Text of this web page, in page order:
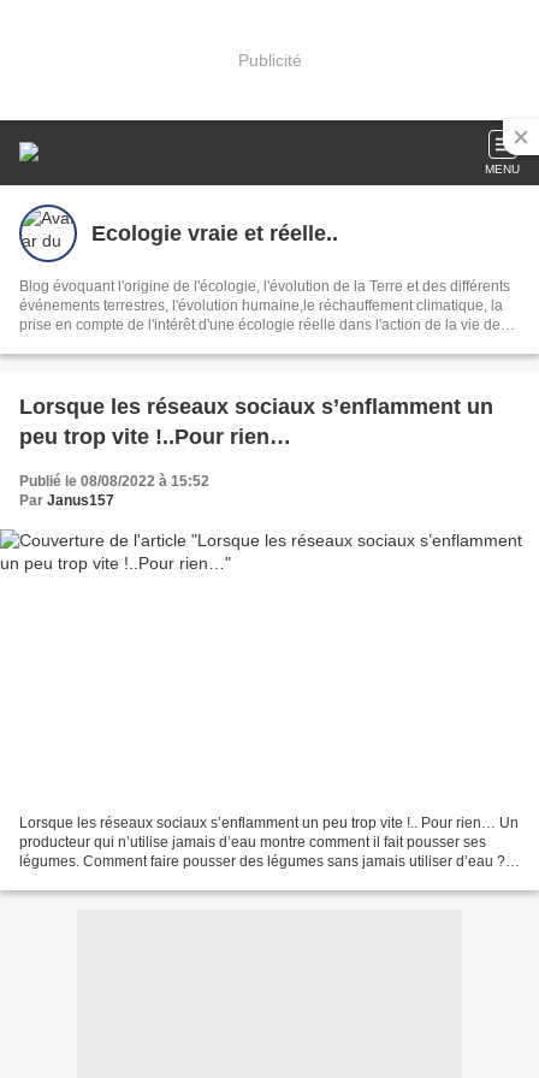
Publicité
MENU
Ecologie vraie et réelle..
Blog évoquant l'origine de l'écologie, l'évolution de la Terre et des différents
événements terrestres, l'évolution humaine,le réchauffement climatique, la
prise en compte de l'intérêt d'une écologie réelle dans l'action de la vie de
Lorsque les réseaux sociaux s’enflamment un
peu trop vite !..Pour rien…
Publié le 08/08/2022 à 15:52
Par Janus157
Lorsque les réseaux sociaux s’enflamment un peu trop vite !.. Pour rien… Un
producteur qui n’utilise jamais d’eau montre comment il fait pousser ses
légumes. Comment faire pousser des légumes sans jamais utiliser d’eau ?